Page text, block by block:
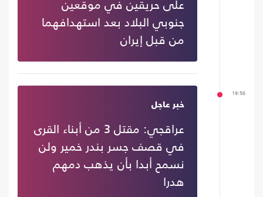
على حريقين في موقعين
جنوبي البلاد بعد استهدافهما
من قبل إيران
19:56
خبر عاجل
عراقجي: مقتل 3 من أبناء القرى
في قصف جسر بندر خمير ولن
نسمح أبدا بأن يذهب دمهم
هدرا